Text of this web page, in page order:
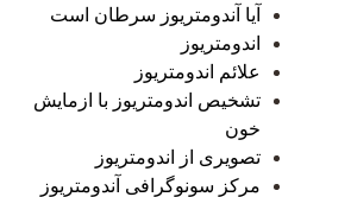
آیا آندومتریوز سرطان است
اندومتریوز
علائم اندومتریوز
تشخیص اندومتریوز با ازمایش
خون
تصویری از اندومتریوز
مرکز سونوگرافی آندومتریوز